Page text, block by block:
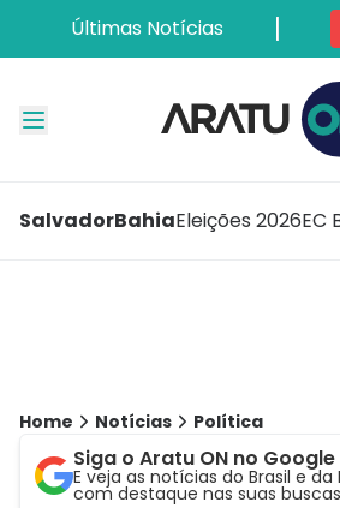
Últimas Notícias
SalvadorBahiaEleições 2026EC
Home Notícias Política
Siga o Aratu ON no Google
E veja as notícias do Brasil e da
com destaque nas suas